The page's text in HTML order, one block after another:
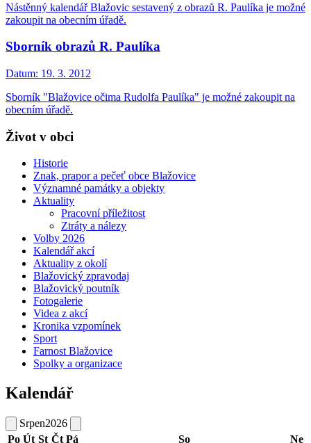
Nástěnný kalendář Blažovic sestavený z obrazů R. Paulíka je možné
zakoupit na obecním úřadě.
Sborník obrazů R. Paulíka
Datum: 19. 3. 2012
Sborník "Blažovice očima Rudolfa Paulíka" je možné zakoupit na
obecním úřadě.
Život v obci
Historie
Znak, prapor a pečeť obce Blažovice
Významné památky a objekty
Aktuality
Pracovní příležitost
Ztráty a nálezy
Volby 2026
Kalendář akcí
Aktuality z okolí
Blažovický zpravodaj
Blažovický poutník
Fotogalerie
Videa z akcí
Kronika vzpomínek
Sport
Farnost Blažovice
Spolky a organizace
Kalendář
Srpen2026
Po Út St Čt Pá So
Ne